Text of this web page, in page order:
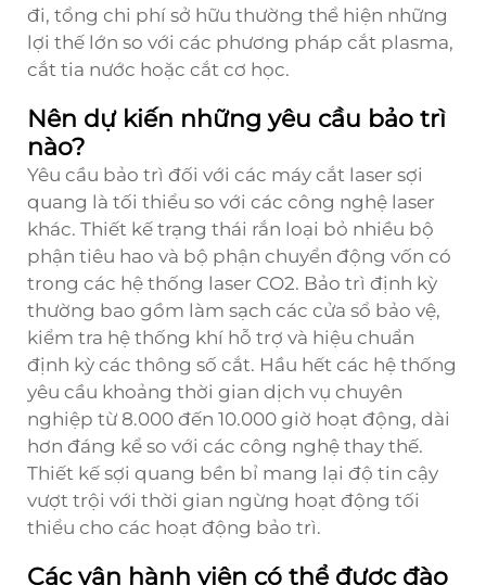
đi, tổng chi phí sở hữu thường thể hiện những
lợi thế lớn so với các phương pháp cắt plasma,
cắt tia nước hoặc cắt cơ học.
Nên dự kiến những yêu cầu bảo trì
nào?
Yêu cầu bảo trì đối với các máy cắt laser sợi
quang là tối thiểu so với các công nghệ laser
khác. Thiết kế trạng thái rắn loại bỏ nhiều bộ
phận tiêu hao và bộ phận chuyển động vốn có
trong các hệ thống laser CO2. Bảo trì định kỳ
thường bao gồm làm sạch các cửa sổ bảo vệ,
kiểm tra hệ thống khí hỗ trợ và hiệu chuẩn
định kỳ các thông số cắt. Hầu hết các hệ thống
yêu cầu khoảng thời gian dịch vụ chuyên
nghiệp từ 8.000 đến 10.000 giờ hoạt động, dài
hơn đáng kể so với các công nghệ thay thế.
Thiết kế sợi quang bền bỉ mang lại độ tin cậy
vượt trội với thời gian ngừng hoạt động tối
thiểu cho các hoạt động bảo trì.
Các vận hành viên có thể được đào